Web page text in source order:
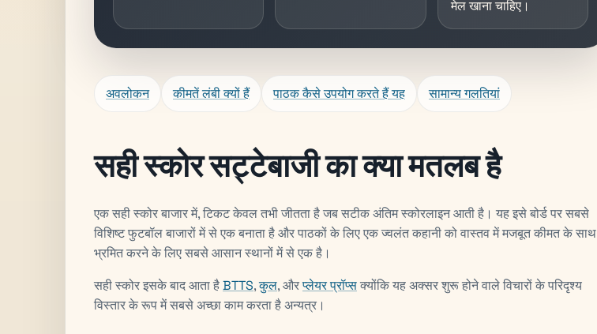
मेल खाना चाहिए।
अवलोकन कीमतें लंबी क्यों हैं पाठक कैसे उपयोग करते हैं यह सामान्य गलतियां
सही स्कोर सट्टेबाजी का क्या मतलब है
एक सही स्कोर बाजार में, टिकट केवल तभी जीतता है जब सटीक अंतिम स्कोरलाइन आती है। यह इसे बोर्ड पर सबसे
विशिष्ट फुटबॉल बाजारों में से एक बनाता है और पाठकों के लिए एक ज्वलंत कहानी को वास्तव में मजबूत कीमत के साथ
भ्रमित करने के लिए सबसे आसान स्थानों में से एक है।
सही स्कोर इसके बाद आता हैBTTS,कुल, औरप्लेयर प्रॉप्सक्योंकि यह अक्सर शुरू होने वाले विचारों के परिदृश्य
विस्तार के रूप में सबसे अच्छा काम करता है अन्यत्र।